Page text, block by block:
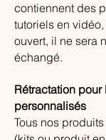
contiennent des
tutoriels en
ouvert, il ne sera
échangé.
Rétractation
personnalisés
Tous nos